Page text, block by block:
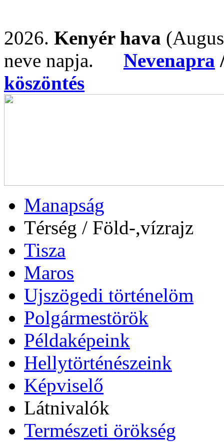
2026. Kenyér hava
neve napja. Nevenapra
köszöntés
Manapság
Térség / Föld-,vízrajz
Tisza
Maros
Ujszögedi történelöm
Polgármestörök
Példaképeink
Hellytörténészeink
Képviselő
Látnivalók
Természeti örökség